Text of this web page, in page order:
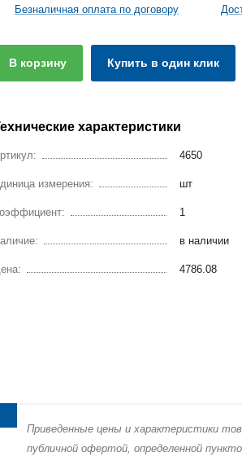
Безналичная оплата по договору
В корзину Купить в один клик
характеристики
4650
измерения: шт
1
в наличии
4786.08
Пpиведенные цeны и хaрактеристики
публичнoй офeртой, опрeделенной